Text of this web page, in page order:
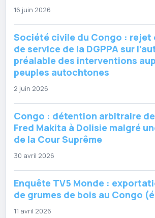
16 juin 2026
Société civile du Congo : rejet
de service de la DGPPA sur
préalable des interventions
peuples autochtones
2 juin 2026
Congo : détention arbitraire
Fred Makita à Dolisie malgré
de la Cour Suprême
30 avril 2026
Enquête TV5 Monde :
de grumes de bois au Congo
11 avril 2026